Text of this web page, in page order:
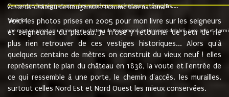
Ci contre les signatures des vendeurs, acheteurs, témoins....
vente du château de Rougemont comme bien national9.
"3ème lot
une mazure assez volumineuse du chateau de Rougemond, entierement delabré, avec près et
Voici les photos prises en 2005 pour mon livre sur les seigneurs
et seigneuries du plateau. Je n'ose y retourner de peur de ne
plus rien retrouver de ces vestiges historiques... Alors qu'à
quelques centaine de mètres on construit du vieux neuf ! elles
représentent le plan du château en 1838, la voute et l'entrée de
ce qui ressemble à une porte, le chemin d'accès, les murailles,
surtout celles Nord Est et Nord Ouest les mieux conservées.